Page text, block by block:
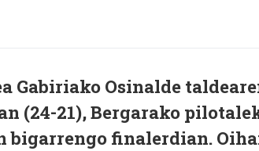
Gabiriako Osinalde
(24-21), Bergarako
bigarrengo finalerdian.